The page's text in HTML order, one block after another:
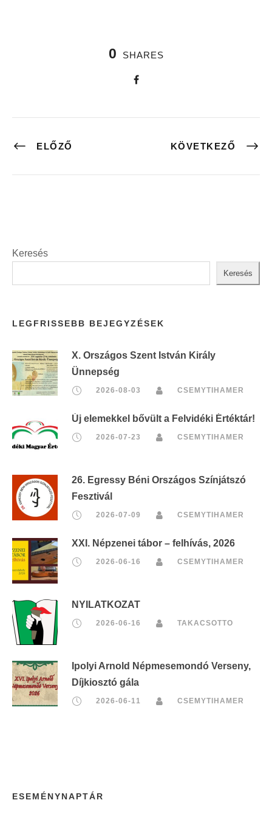
0 SHARES
ELŐZŐ KÖVETKEZŐ
Keresés
Keresés
LEGFRISSEBB BEJEGYZÉSEK
X. Országos Szent István Király
Ünnepség
2026-08-03 CSEMYTIHAMER
Új elemekkel bővült a Felvidéki Értéktár!
2026-07-23 CSEMYTIHAMER
26. Egressy Béni Országos Színjátszó
Fesztivál
2026-07-09 CSEMYTIHAMER
XXI. Népzenei tábor – felhívás, 2026
2026-06-16 CSEMYTIHAMER
NYILATKOZAT
2026-06-16 TAKACSOTTO
Ipolyi Arnold Népmesemondó Verseny,
Díjkiosztó gála
2026-06-11 CSEMYTIHAMER
ESEMÉNYNAPTÁR